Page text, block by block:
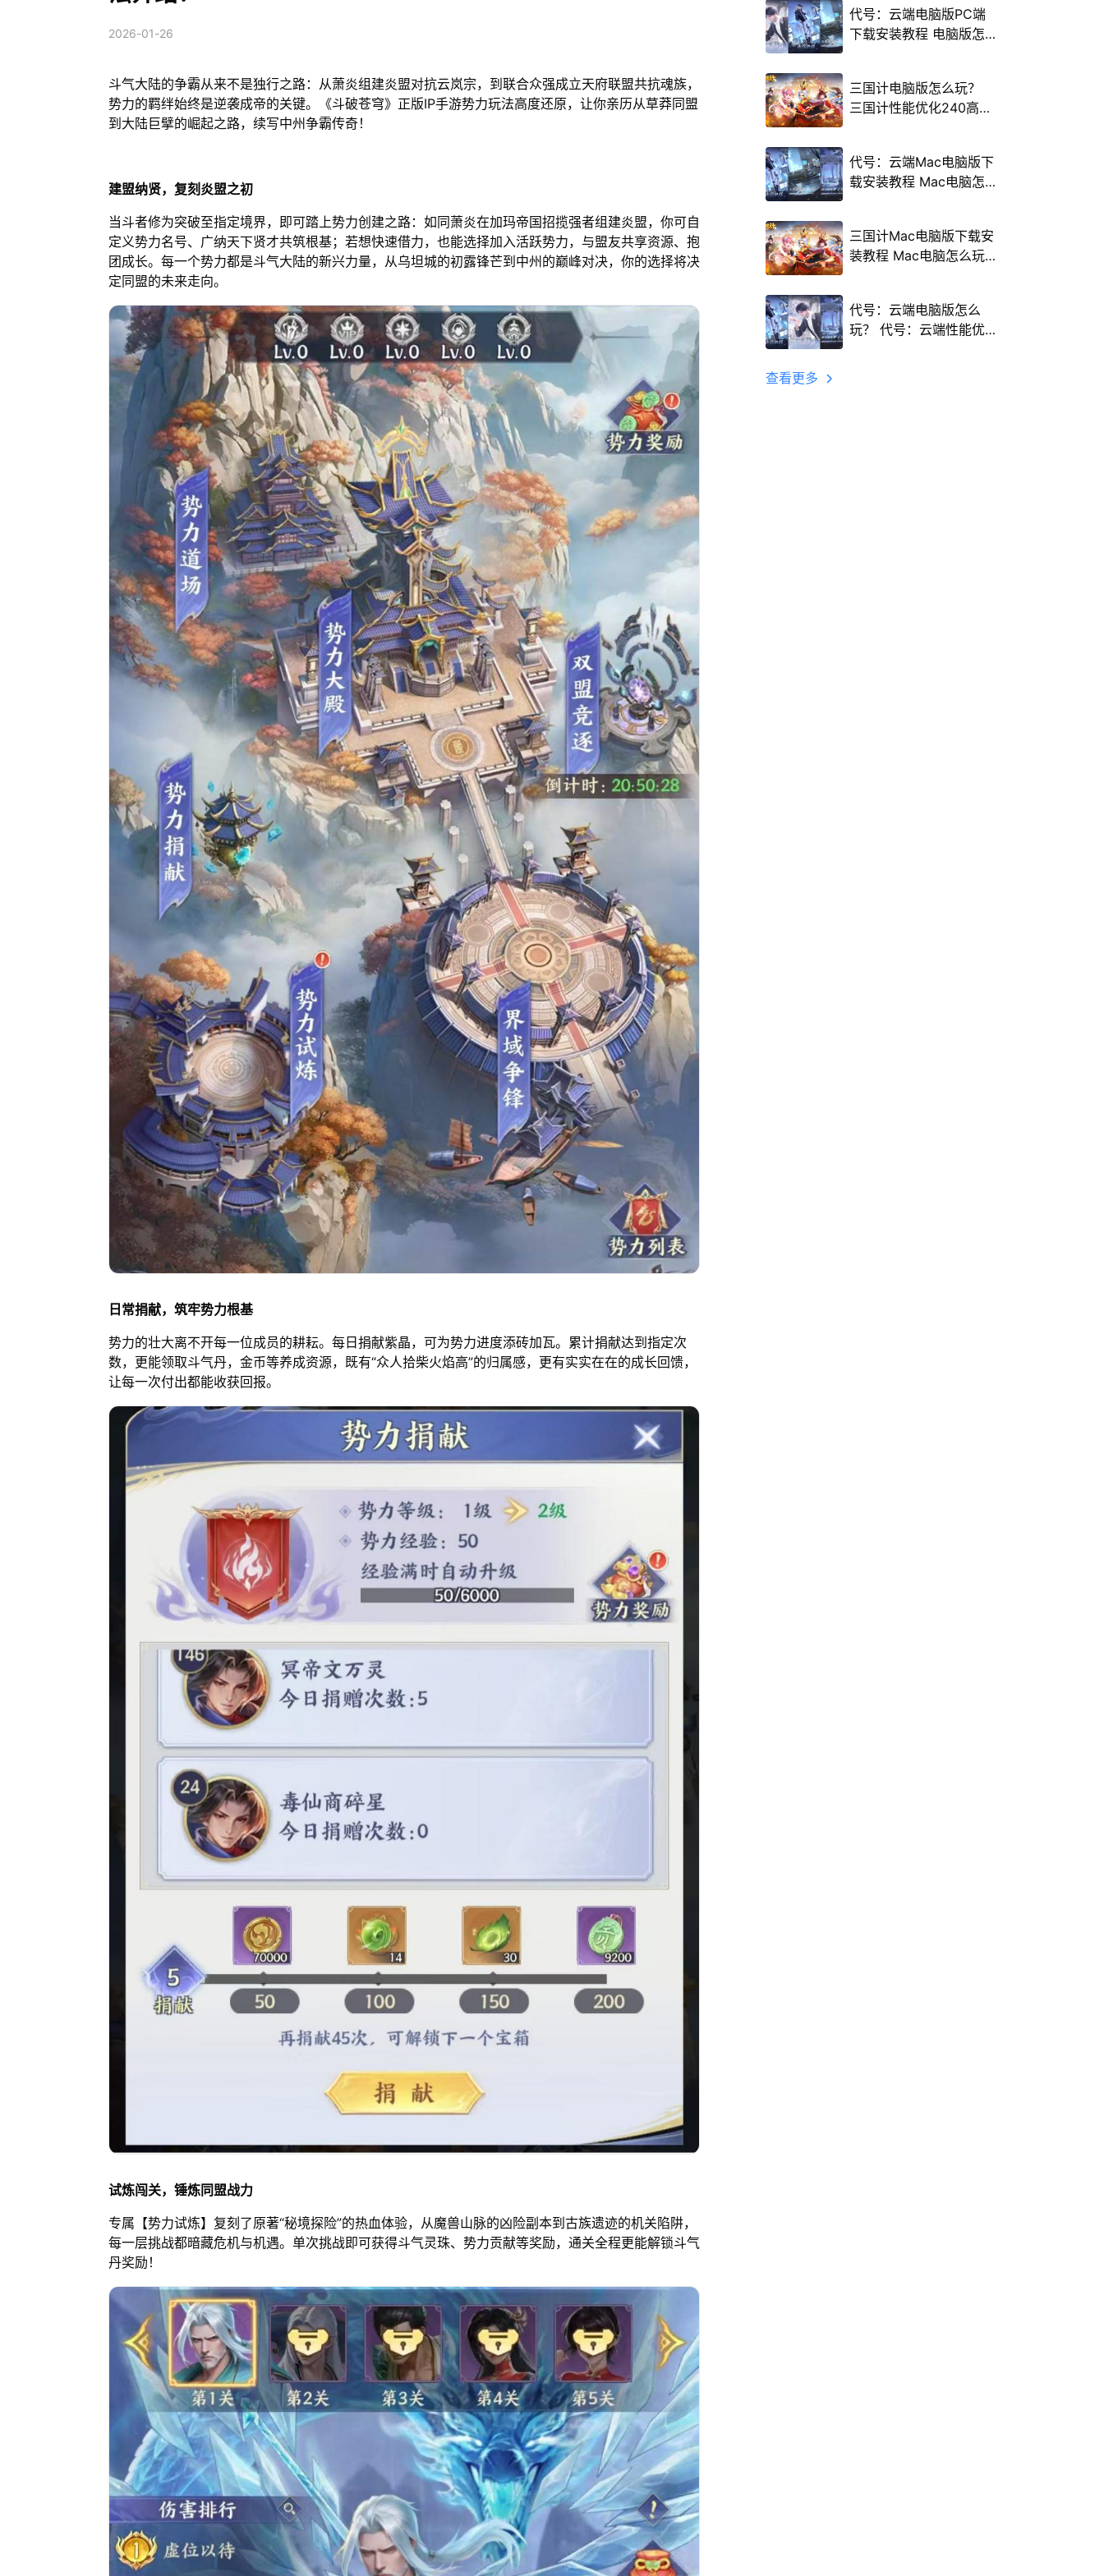
2026-01-26
斗气大陆的争霸从来不是独行之路：从萧炎组建炎盟对抗云岚宗，到联合众强成立天府联盟共抗魂族，
势力的羁绊始终是逆袭成帝的关键。《斗破苍穹》正版IP手游势力玩法高度还原，让你亲历从草莽同盟
到大陆巨擘的崛起之路，续写中州争霸传奇！
建盟纳贤，复刻炎盟之初
当斗者修为突破至指定境界，即可踏上势力创建之路：如同萧炎在加玛帝国招揽强者组建炎盟，你可自
定义势力名号、广纳天下贤才共筑根基；若想快速借力，也能选择加入活跃势力，与盟友共享资源、抱
团成长。每一个势力都是斗气大陆的新兴力量，从乌坦城的初露锋芒到中州的巅峰对决，你的选择将决
定同盟的未来走向。
日常捐献，筑牢势力根基
势力的壮大离不开每一位成员的耕耘。每日捐献紫晶，可为势力进度添砖加瓦。累计捐献达到指定次
数，更能领取斗气丹，金币等养成资源，既有“众人拾柴火焰高”的归属感，更有实实在在的成长回馈，
让每一次付出都能收获回报。
试炼闯关，锤炼同盟战力
专属【势力试炼】复刻了原著“秘境探险”的热血体验，从魔兽山脉的凶险副本到古族遗迹的机关陷阱，
每一层挑战都暗藏危机与机遇。单次挑战即可获得斗气灵珠、势力贡献等奖励，通关全程更能解锁斗气
丹奖励！
代号：云端电脑版PC端
下载安装教程 电脑版怎
三国计电脑版怎么玩？
三国计性能优化240高帧
代号：云端Mac电脑版下
载安装教程 Mac电脑怎
三国计Mac电脑版下载安
装教程 Mac电脑怎么玩
代号：云端电脑版怎么
玩？ 代号：云端性能优
查看更多